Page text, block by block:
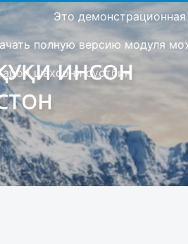
Это
полную версию модуля
шахсони сустбин
ИНСОН